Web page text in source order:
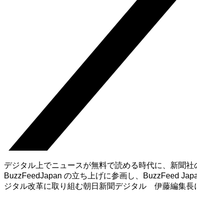
デジタル上でニュースが無料で読める時代に、新聞
BuzzFeedJapan の立ち上げに参画し、BuzzFeed
ジタル改革に取り組む朝日新聞デジタル 伊藤編集長